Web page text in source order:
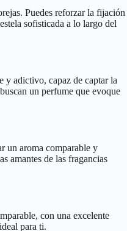
Puedes reforzar la fijación
sofisticada a lo largo del
y adictivo, capaz de captar la
un perfume que evoque
un aroma comparable y
amantes de las fragancias
con una excelente
para ti.